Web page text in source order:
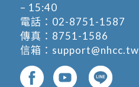
– 15:40
電話： 02-8751-1587
傳真：8751-1586
信箱： support@nhcc.tw